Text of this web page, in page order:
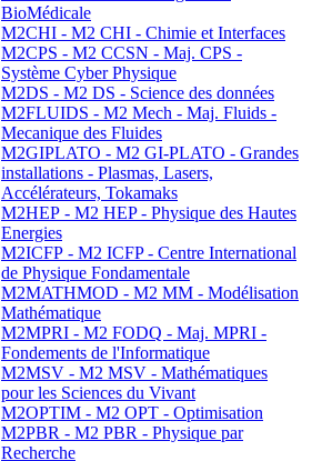
BioMédicale
M2CHI - M2 CHI - Chimie et Interfaces
M2CPS - M2 CCSN - Maj. CPS -
Système Cyber Physique
M2DS - M2 DS - Science des données
M2FLUIDS - M2 Mech - Maj. Fluids -
Mecanique des Fluides
M2GIPLATO - M2 GI-PLATO - Grandes
installations - Plasmas, Lasers,
Accélérateurs, Tokamaks
M2HEP - M2 HEP - Physique des Hautes
Energies
M2ICFP - M2 ICFP - Centre International
de Physique Fondamentale
M2MATHMOD - M2 MM - Modélisation
Mathématique
M2MPRI - M2 FODQ - Maj. MPRI -
Fondements de l'Informatique
M2MSV - M2 MSV - Mathématiques
pour les Sciences du Vivant
M2OPTIM - M2 OPT - Optimisation
M2PBR - M2 PBR - Physique par
Recherche